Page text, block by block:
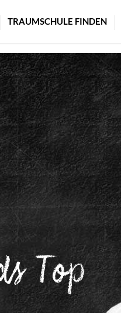
TRAUMSCHULE FINDEN
Top